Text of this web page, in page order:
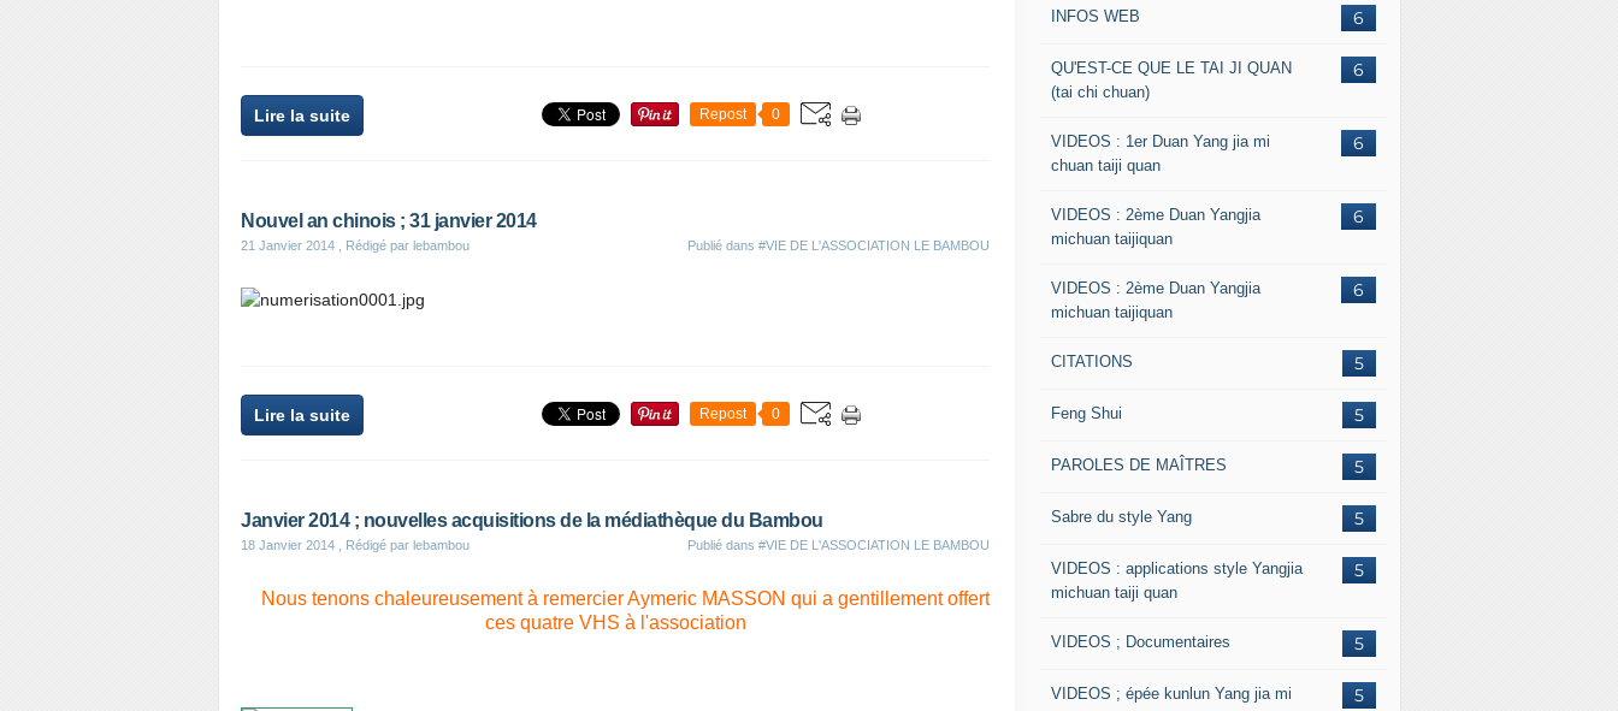
Lire la suite Repost 0
Nouvel an chinois ; 31 janvier 2014
21 Janvier 2014 , Rédigé par lebambou Publié dans #VIE DE L'ASSOCIATION LE BAMBOU
Lire la suite Repost 0
Janvier 2014 ; nouvelles acquisitions de la médiathèque du Bambou
18 Janvier 2014 , Rédigé par lebambou Publié dans #VIE DE L'ASSOCIATION LE BAMBOU
Nous tenons chaleureusement à remercier Aymeric MASSON qui a gentillement offert
ces quatre VHS à l'association
6
INFOS WEB
6
QU'EST-CE QUE LE TAI JI QUAN
(tai chi chuan)
6
VIDEOS : 1er Duan Yang jia mi
chuan taiji quan
6
VIDEOS : 2ème Duan Yangjia
michuan taijiquan
6
VIDEOS : 2ème Duan Yangjia
michuan taijiquan
5
CITATIONS
5
Feng Shui
5
PAROLES DE MAÎTRES
5
Sabre du style Yang
5
VIDEOS : applications style Yangjia
michuan taiji quan
5
VIDEOS ; Documentaires
5
VIDEOS ; épée kunlun Yang jia mi